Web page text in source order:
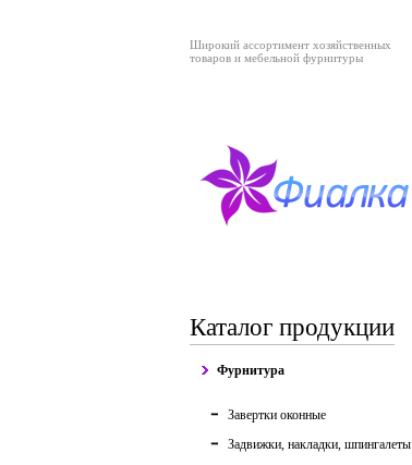
Широкий ассортимент хозяйственных
товаров и мебельной фурнитуры
Каталог продукции
Фурнитура
Завертки оконные
Задвижки, накладки, шпингалеты